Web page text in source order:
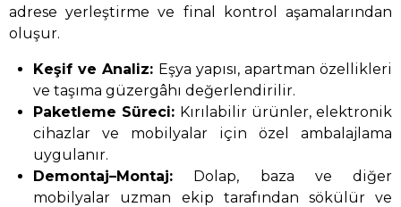
adrese yerleştirme ve final kontrol aşamalarından
oluşur.
Keşif ve Analiz: Eşya yapısı, apartman özellikleri
ve taşıma güzergâhı değerlendirilir.
Paketleme Süreci: Kırılabilir ürünler, elektronik
cihazlar ve mobilyalar için özel ambalajlama
uygulanır.
Demontaj–Montaj: Dolap, baza ve diğer
mobilyalar uzman ekip tarafından sökülür ve